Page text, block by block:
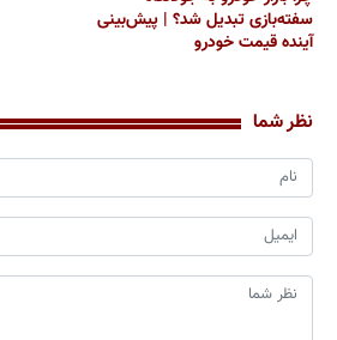
سفته‌بازی تبدیل شد؟ | پیش‌بینی
آینده قیمت خودرو
نظر شما